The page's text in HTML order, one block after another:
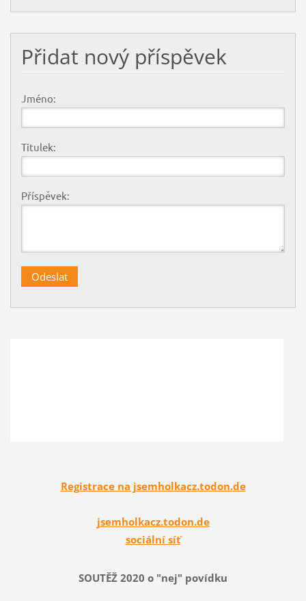
Přidat nový příspěvek
Jméno:
Titulek:
Příspěvek:
Registrace na jsemholkacz.todon.de
jsemholkacz.todon.de
sociální síť
SOUTĚŽ 2020 o "nej" povídku